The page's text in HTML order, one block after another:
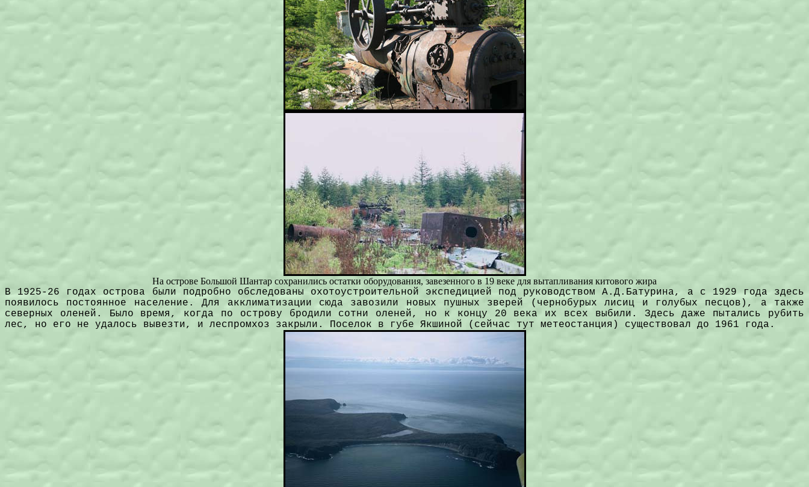
На острове Большой Шантар сохранились остатки оборудования, завезенного в 19 веке для вытапливания китового жира
В 1925-26 годах острова были подробно обследованы охотоустроительной экспедицией под руководством А.Д.Батурина, а с 1929 года здесь
появилось постоянное население. Для акклиматизации сюда завозили новых пушных зверей (чернобурых лисиц и голубых песцов), а также
северных оленей. Было время, когда по острову бродили сотни оленей, но к концу 20 века их всех выбили. Здесь даже пытались рубить
лес, но его не удалось вывезти, и леспромхоз закрыли. Поселок в губе Якшиной (сейчас тут метеостанция) существовал до 1961 года.